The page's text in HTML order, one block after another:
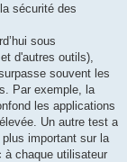
sécurité des
sous
d'autres outils),
souvent les
Par exemple, la
les applications
Un autre test a
important sur la
à chaque utilisateur